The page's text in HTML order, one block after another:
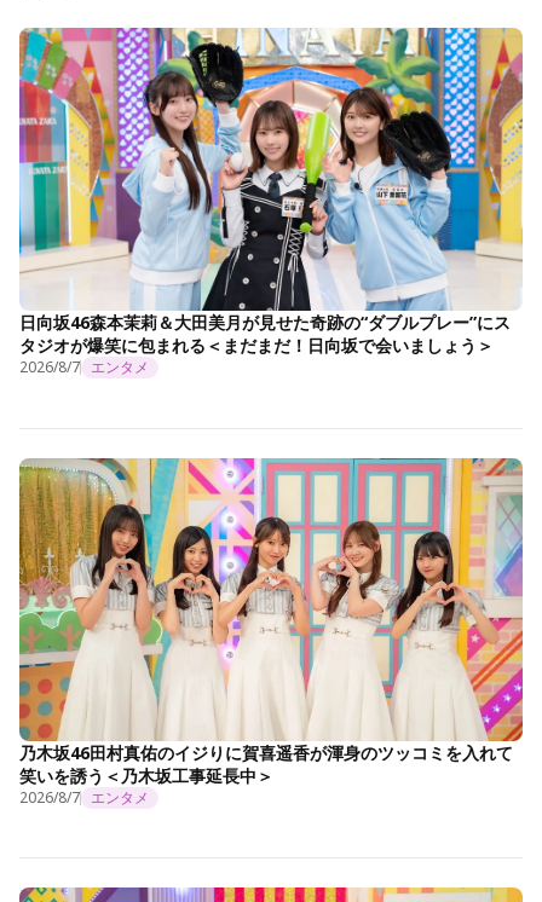
日向坂46森本茉莉＆大田美月が見せた奇跡の“ダブルプレー”にス
タジオが爆笑に包まれる＜まだまだ！日向坂で会いましょう＞
2026/8/7 エンタメ
乃木坂46田村真佑のイジりに賀喜遥香が渾身のツッコミを入れて
笑いを誘う＜乃木坂工事延長中＞
2026/8/7 エンタメ